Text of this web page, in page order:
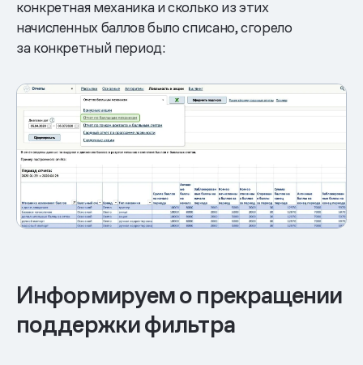
конкретная механика и сколько из этих
начисленных баллов было списано, сгорело
за конкретный период:
Информируем о прекращении
поддержки фильтра